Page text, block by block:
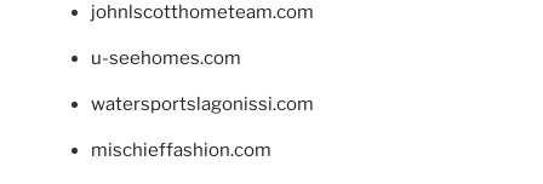
johnlscotthometeam.com
u-seehomes.com
watersportslagonissi.com
mischieffashion.com